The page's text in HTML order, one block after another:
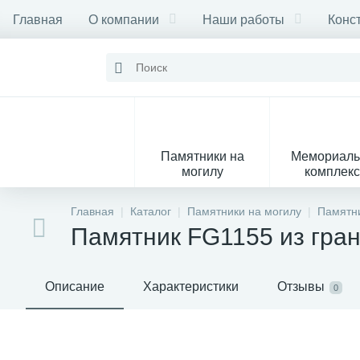
Главная О компании Наши работы
Памятники на
могилу
Главная Каталог Памятники на могилу
Памятник FG1155 из
Описание Характеристики Отзывы 0